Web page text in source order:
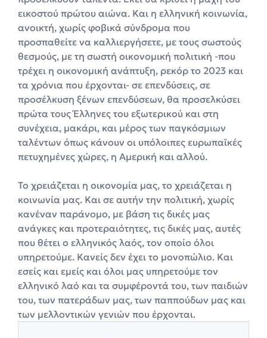
εικοστού πρώτου αιώνα. Και η ελληνική κοινωνία,
ανοικτή, χωρίς φοβικά σύνδρομα που
προσπαθείτε να καλλιεργήσετε, με τους σωστούς
θεσμούς, με τη σωστή οικονομική πολιτική -που
τρέχει η οικονομική ανάπτυξη, ρεκόρ το 2023 και
τα χρόνια που έρχονται- σε επενδύσεις, σε
προσέλκυση ξένων επενδύσεων, θα προσελκύσει
πρώτα τους Έλληνες του εξωτερικού και στη
συνέχεια, μακάρι, και μέρος των παγκόσμιων
ταλέντων όπως κάνουν οι υπόλοιπες ευρωπαϊκές
πετυχημένες χώρες, η Αμερική και αλλού.
Το χρειάζεται η οικονομία μας, το χρειάζεται η
κοινωνία μας. Και σε αυτήν την πολιτική, χωρίς
κανέναν παράνομο, με βάση τις δικές μας
ανάγκες και προτεραιότητες, τις δικές μας, αυτές
που θέτει ο ελληνικός λαός, τον οποίο όλοι
υπηρετούμε. Κανείς δεν έχει το μονοπώλιο. Και
εσείς και εμείς και όλοι μας υπηρετούμε τον
ελληνικό λαό και τα συμφέροντά του, των παιδιών
του, των πατεράδων μας, των παππούδων μας και
των μελλοντικών γενιών που έρχονται.